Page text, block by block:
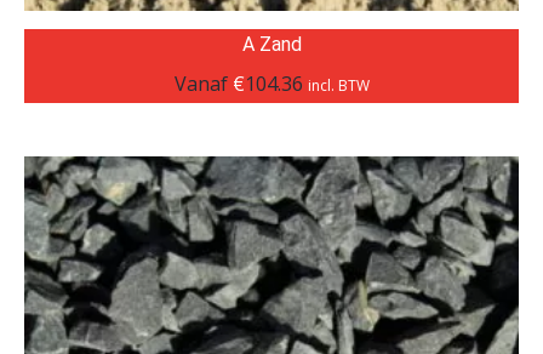
A Zand
Vanaf €104.36 incl. BTW